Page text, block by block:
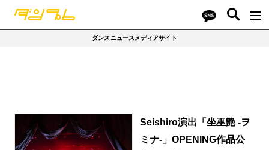
ダンスニュースメディアサイト
Seishiro演出「坐巫艶 -ヲ
ミナ-」OPENING作品公